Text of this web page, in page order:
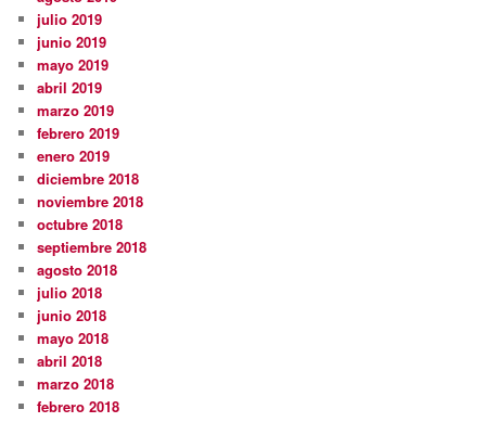
julio 2019
junio 2019
mayo 2019
abril 2019
marzo 2019
febrero 2019
enero 2019
diciembre 2018
noviembre 2018
octubre 2018
septiembre 2018
agosto 2018
julio 2018
junio 2018
mayo 2018
abril 2018
marzo 2018
febrero 2018